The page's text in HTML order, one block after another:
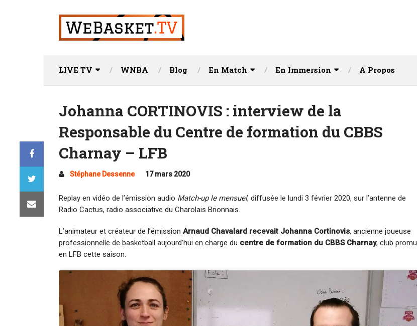
LIVE TV WNBA Blog En Match En Immersion A Propos
Johanna CORTINOVIS : interview de la
Responsable du Centre de formation du CBBS
Charnay – LFB
Stéphane Dessenne 17 mars 2020
Replay en vidéo de l’émission audio Match-up le mensuel, diffusée le lundi 3 février 2020, sur l’antenne de
Radio Cactus, radio associative du Charolais Brionnais.
L’animateur et créateur de l’émission Arnaud Chavalard recevait Johanna Cortinovis, ancienne joueuse
professionnelle de basketball aujourd’hui en charge du centre de formation du CBBS Charnay, club promu
en LFB cette saison.